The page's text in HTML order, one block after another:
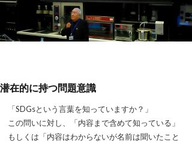
潜在的に持つ問題意識
「SDGsという言葉を知っていますか？」
この問いに対し、「内容まで含めて知っている」
もしくは「内容はわからないが名前は聞いたこと